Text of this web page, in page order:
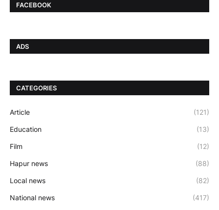
FACEBOOK
ADS
CATEGORIES
Article (121)
Education (13)
Film (12)
Hapur news (88)
Local news (82)
National news (417)